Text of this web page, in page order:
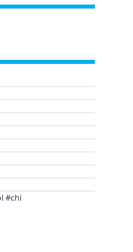
#chi